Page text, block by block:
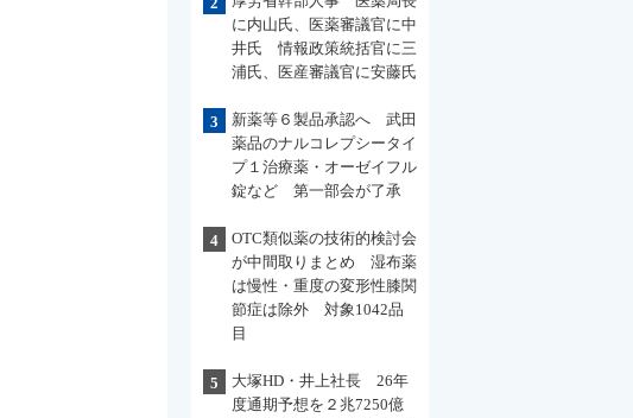
に内山氏、医薬審議官に中
井氏 情報政策統括官に三
浦氏、医産審議官に安藤氏
3
新薬等６製品承認へ 武田
薬品のナルコレプシータイ
プ１治療薬・オーゼイフル
錠など 第一部会が了承
4
OTC類似薬の技術的検討会
が中間取りまとめ 湿布薬
は慢性・重度の変形性膝関
節症は除外 対象1042品
目
5
大塚HD・井上社長 26年
度通期予想を２兆7250億